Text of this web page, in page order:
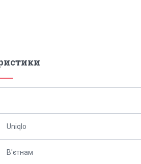
Uniqlo
В'єтнам